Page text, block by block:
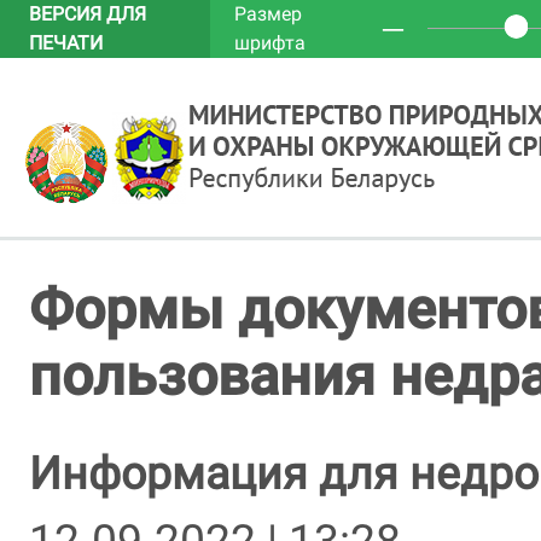
ВЕРСИЯ ДЛЯ
ПЕЧАТИ
Размер
шрифта
─
Формы
пользования
Информация для